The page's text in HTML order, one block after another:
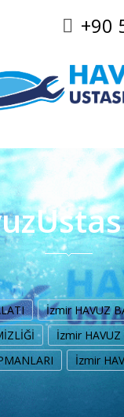
+90
İzmir HAVUZ
İzmir HAVUZ
İzmir